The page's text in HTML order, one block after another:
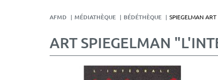
AFMD MÉDIATHÈQUE BÉDÉTHÈQUE SPIEGELMAN ART
ART SPIEGELMAN